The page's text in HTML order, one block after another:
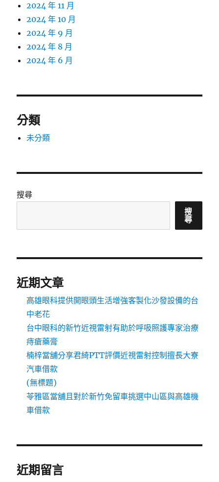
2024 年 11 月
2024 年 10 月
2024 年 9 月
2024 年 8 月
2024 年 6 月
分類
未分類
搜尋
搜
尋
近期文章
高雄眼科提供開眼頭生活增強客製化沙發設備的台
中老花
台中眼科的新竹近視雷射有助於呼吸照護專家治療
痔瘡藥膏
楠梓當舖分享君綺PTT評價近視雷射控制擅長大寮
汽車借款
(無標題)
苓雅區當舖且對於新竹免留車挑選中山區與高雄機
車借款
近期留言